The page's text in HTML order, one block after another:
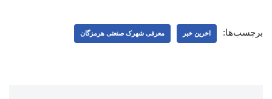
برچسب‌ها: اخرین خبر معرفی شهرک صنعتی هرمزگان